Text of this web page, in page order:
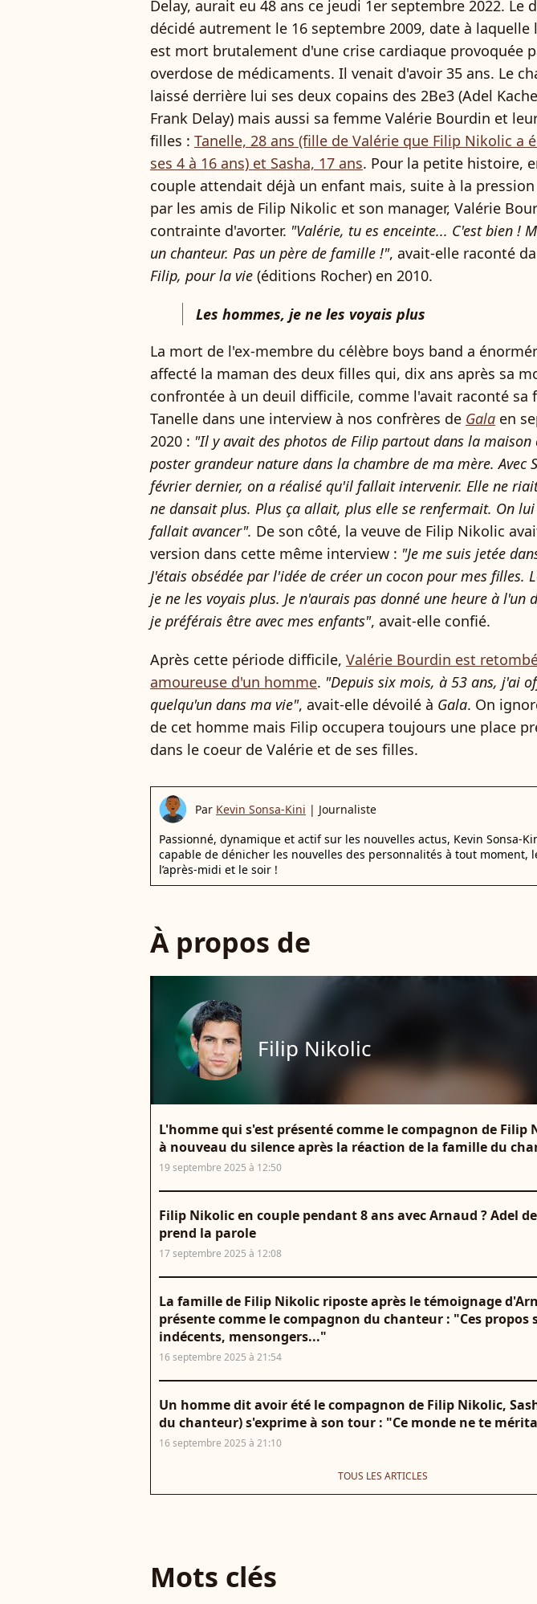
Delay, aurait eu 48 ans ce jeudi 1er septembre 2022. Le
décidé autrement le 16 septembre 2009, date à laquelle
est mort brutalement d'une crise cardiaque provoquée
overdose de médicaments. Il venait d'avoir 35 ans. Le
laissé derrière lui ses deux copains des 2Be3 (Adel
Frank Delay) mais aussi sa femme Valérie Bourdin et
filles : Tanelle, 28 ans (fille de Valérie que Filip Nikolic a
ses 4 à 16 ans) et Sasha, 17 ans. Pour la petite histoire,
couple attendait déjà un enfant mais, suite à la
par les amis de Filip Nikolic et son manager, Valérie
contrainte d'avorter. "Valérie, tu es enceinte... C'est bien !
un chanteur. Pas un père de famille !", avait-elle raconté
Filip, pour la vie (éditions Rocher) en 2010.
Les hommes, je ne les voyais plus
La mort de l'ex-membre du célèbre boys band a
affecté la maman des deux filles qui, dix ans après sa
confrontée à un deuil difficile, comme l'avait raconté sa
Tanelle dans une interview à nos confrères de Gala en
2020 : "Il y avait des photos de Filip partout dans la maison
poster grandeur nature dans la chambre de ma mère. Avec
février dernier, on a réalisé qu'il fallait intervenir. Elle ne
ne dansait plus. Plus ça allait, plus elle se renfermait. On
fallait avancer". De son côté, la veuve de Filip Nikolic
version dans cette même interview : "Je me suis jetée
J'étais obsédée par l'idée de créer un cocon pour mes filles.
je ne les voyais plus. Je n'aurais pas donné une heure à l'un
je préférais être avec mes enfants", avait-elle confié.
Après cette période difficile, Valérie Bourdin est
amoureuse d'un homme. "Depuis six mois, à 53 ans, j'ai
quelqu'un dans ma vie", avait-elle dévoilé à Gala. On
de cet homme mais Filip occupera toujours une place
dans le coeur de Valérie et de ses filles.
Par Kevin Sonsa-Kini | Journaliste
Passionné, dynamique et actif sur les nouvelles actus, Kevin Sonsa-
capable de dénicher les nouvelles des personnalités à tout moment,
l’après-midi et le soir !
À propos de
Filip Nikolic
L'homme qui s'est présenté comme le compagnon de Filip
à nouveau du silence après la réaction de la famille du
19 septembre 2025 à 12:50
Filip Nikolic en couple pendant 8 ans avec Arnaud ? Adel
prend la parole
17 septembre 2025 à 12:08
La famille de Filip Nikolic riposte après le témoignage
présente comme le compagnon du chanteur : "Ces propos
indécents, mensongers..."
16 septembre 2025 à 21:54
Un homme dit avoir été le compagnon de Filip Nikolic,
du chanteur) s'exprime à son tour : "Ce monde ne te
16 septembre 2025 à 21:10
TOUS LES ARTICLES
Mots clés